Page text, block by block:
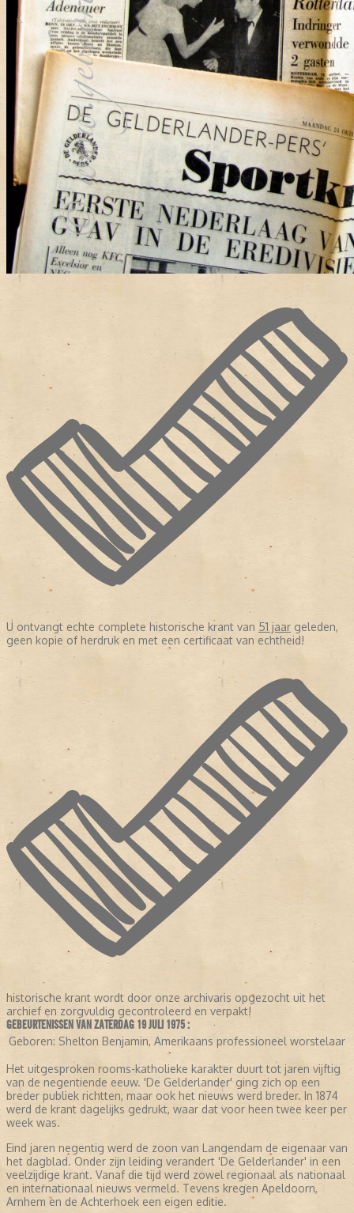
U ontvangt echte complete historische krant van 51 jaar geleden,
geen kopie of herdruk en met een certificaat van echtheid!
historische krant wordt door onze archivaris opgezocht uit het
archief en zorgvuldig gecontroleerd en verpakt!
GEBEURTENISSEN VAN ZATERDAG 19 JULI 1975 :
Geboren: Shelton Benjamin, Amerikaans professioneel worstelaar
Het uitgesproken rooms-katholieke karakter duurt tot jaren vijftig
van de negentiende eeuw. 'De Gelderlander' ging zich op een
breder publiek richtten, maar ook het nieuws werd breder. In 1874
werd de krant dagelijks gedrukt, waar dat voor heen twee keer per
week was.
Eind jaren negentig werd de zoon van Langendam de eigenaar van
het dagblad. Onder zijn leiding verandert 'De Gelderlander' in een
veelzijdige krant. Vanaf die tijd werd zowel regionaal als nationaal
en internationaal nieuws vermeld. Tevens kregen Apeldoorn,
Arnhem en de Achterhoek een eigen editie.